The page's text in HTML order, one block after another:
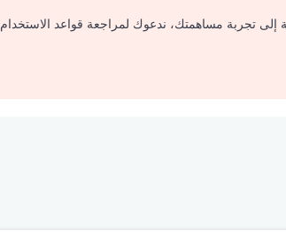
إلى تجربة مساهمتك، ندعوك لمراجعة قواعد الاستخدام